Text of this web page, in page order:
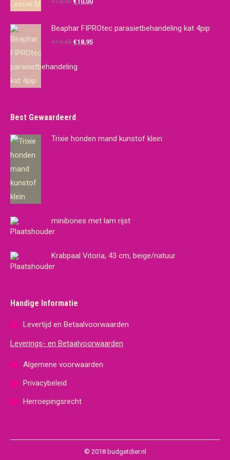
was:
€14,95.
is:
€10,00.
Beaphar FIPROtec parasietbehandeling kat 4pip
€19,65 Oorspronkelijke
was:
€18,95Huidige
Best Gewaardeerd
Trixie honden mand kunstof klein
minibones met lam rijst
Krabpaal Vitoria, 43 cm, beige/natuur
Handige Informatie
Levertijd en Betaalvoorwaarden
Leverings- en Betaalvoorwaarden
Algemene voorwaarden
Privacybeleid
Herroepingsrecht
© 2018 budgetdier.nl